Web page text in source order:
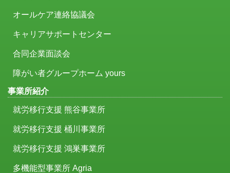
オールケア連絡協議会
キャリアサポートセンター
合同企業面談会
障がい者グループホーム yours
事業所紹介
就労移行支援 熊谷事業所
就労移行支援 桶川事業所
就労移行支援 鴻巣事業所
多機能型事業所 Agria